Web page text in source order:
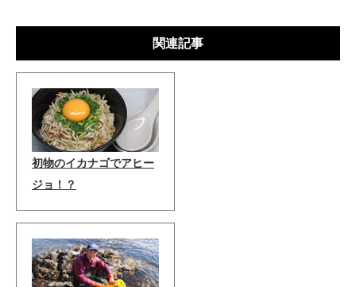
関連記事
初物のイカナゴでアヒー
ジョ！？